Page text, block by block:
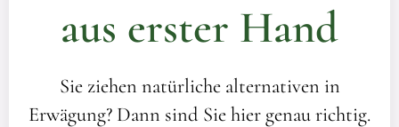
aus erster Hand
Sie ziehen natürliche alternativen in
Erwägung? Dann sind Sie hier genau richtig.